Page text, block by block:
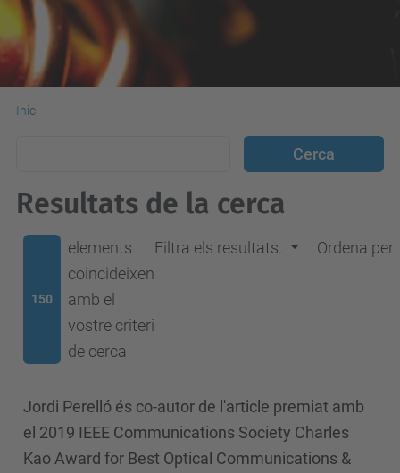
Inici
Resultats de la cerca
150
elements
coincideixen
amb el
vostre criteri
de cerca
Filtra els resultats. Ordena per
Jordi Perelló és co-autor de l'article premiat amb
el 2019 IEEE Communications Society Charles
Kao Award for Best Optical Communications &